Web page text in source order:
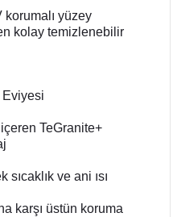
korumalı yüzey
kolay temizlenebilir
Eviyesi
TeGranite+
ve ani ısı
karşı üstün koruma